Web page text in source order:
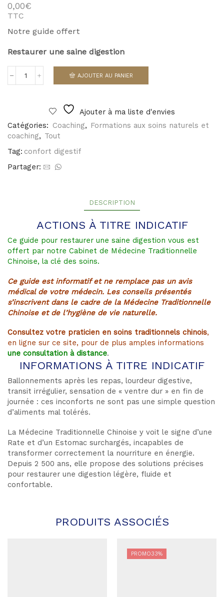
0,00€
TTC
Notre guide offert
Restaurer une saine digestion
quantité
digestion
AJOUTER AU PANIER
Ajouter à ma liste d'envies
Catégories: Coaching, Formations aux soins naturels et
coaching, Tout
Tag: confort digestif
Partager:
DESCRIPTION
ACTIONS À TITRE INDICATIF
Ce guide pour restaurer une saine digestion vous est
offert par notre Cabinet de Médecine Traditionnelle
Chinoise, la clé des soins.
Ce guide est informatifet ne remplacepas un avis
médical de votre médecin. Les conseils présentés
s’inscrivent dansle cadre de la Médecine Traditionnelle
Chinoiseet de l’hygiènede vie naturelle.
Consultez votre praticien en soins traditionnels chinois,
en ligne sur ce site, pour de plus amples informations
une consultation à distance.
INFORMATIONS À TITRE INDICATIF
Ballonnements après les repas, lourdeur digestive,
transit irrégulier, sensation de « ventre dur » en fin de
journée : ces inconforts ne sont pas une simple question
d’aliments mal tolérés.
La Médecine Traditionnelle Chinoise y voit le signe d’une
Rate et d’un Estomac surchargés, incapables de
transformer correctement la nourriture en énergie.
Depuis 2 500 ans, elle propose des solutions précises
pour restaurer une digestion légère, fluide et
confortable.
PRODUITS ASSOCIÉS
PROMO33%